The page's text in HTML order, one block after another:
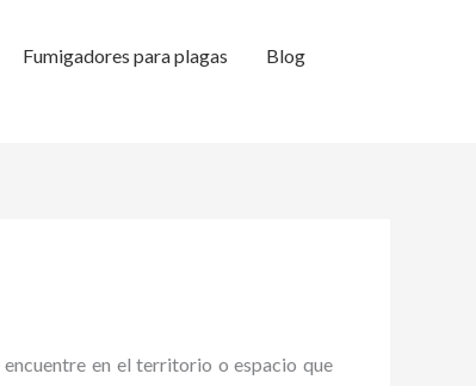
Fumigadores para plagas
Blog
en el territorio o espacio que